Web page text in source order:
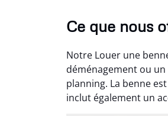
Ce que nous
Notre Louer une
déménagement ou
planning. La benne
inclut également un